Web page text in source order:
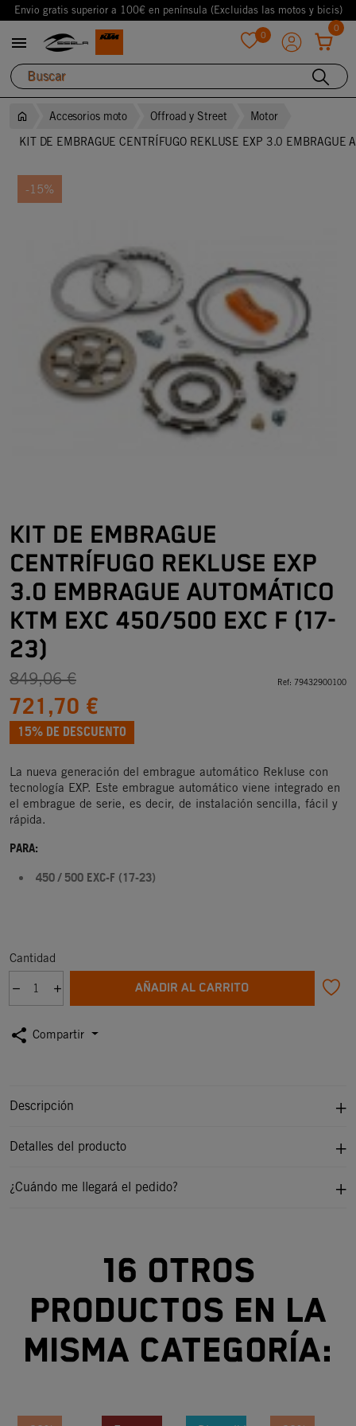
Envio gratis superior a 100€ en península (Excluidas las motos y bicis)
 0
0
Accesorios moto Offroad y Street
Motor
KIT DE EMBRAGUE CENTRÍFUGO REKLUSE EXP 3.0
-15%
KIT DE EMBRAGUE
CENTRÍFUGO REKLUSE EXP
3.0 EMBRAGUE AUTOMÁTICO
KTM EXC 450/500 EXC F (17-
23)
849,06 €
721,70 €
15% DE DESCUENTO
Ref: 79432900100
La nueva generación del embrague automático Rekluse con
tecnología EXP. Este embrague automático viene integrado en
el embrague de serie, es decir, de instalación sencilla, fácil y
rápida.
PARA:
450 / 500 EXC-F (17-23)
Cantidad
AÑADIR AL CARRITO
share Compartir
Descripción
Detalles del producto
¿Cuándo me llegará el pedido?
16 otros
productos en la
misma categoría: